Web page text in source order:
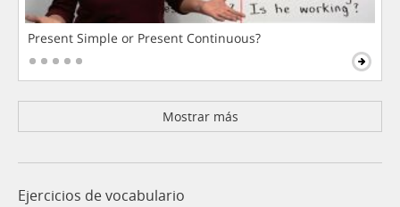
Present Simple or Present Continuous?
Mostrar más
Ejercicios de vocabulario